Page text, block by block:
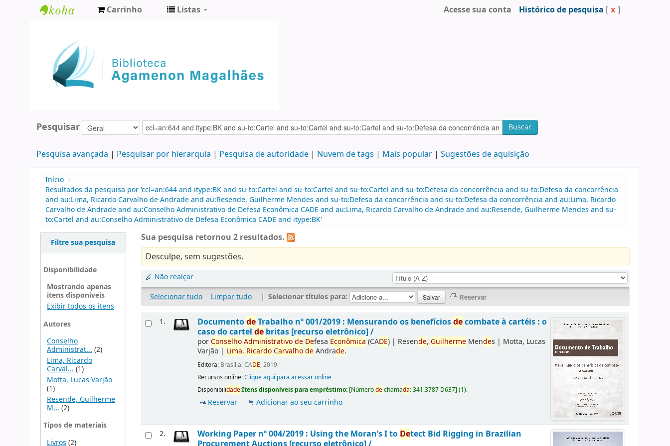
Agamenon
Magalhães
Carrinho Listas Acesse sua conta Histórico de pesquisa [ x ]
Pesquisar Buscar
Pesquisa avançada Pesquisar por hierarquia Pesquisa de autoridade Nuvem de tags Mais popular Sugestões de aquisição
Início ›
Resultados da pesquisa por 'ccl=an:644 and itype:BK and su-to:Cartel and su-to:Cartel and su-to:Cartel and su-to:Defesa da concorrência and su-to:Defesa da concorrência
and au:Lima, Ricardo Carvalho de Andrade and au:Resende, Guilherme Mendes and su-to:Defesa da concorrência and su-to:Defesa da concorrência and au:Lima, Ricardo
Carvalho de Andrade and au:Conselho Administrativo de Defesa Econômica CADE and au:Lima, Ricardo Carvalho de Andrade and au:Resende, Guilherme Mendes and su-
to:Cartel and au:Conselho Administrativo de Defesa Econômica CADE and itype:BK'
Filtre sua pesquisa
Disponibilidade
Mostrando apenas
itens disponíveis
Exibir todos os itens
Autores
Conselho
Administrat...(2)
Lima, Ricardo
Carval... (1)
Motta, Lucas Varjão
(1)
Resende, Guilherme
M... (2)
Tipos de materiais
Livros (2)
Sua pesquisa retornou 2 resultados.
Desculpe, sem sugestões.
Não realçar
Selecionar tudo
Limpar tudo | Selecionar títulos para:
1. DocumentodeTrabalho nº 001/2019 : Mensurando os benefíciosdecombate à cartéis : o
caso do cartelde britas [recurso eletrônico] /
porConselhoAdministrativode Defesa Econômica (CADE) | Resende,Guilherme Mendes | Motta, Lucas
Varjão | Lima, RicardoCarvalhodeAndrade.
Editora: Brasília: CADE, 2019
Recursos online:Clique aqui para acessar online
Disponibilidade:Itens disponíveis para empréstimo: [Númerodechamada:341.3787 D637](1).
Reservar Adicionar ao seu carrinho
2. Working Paper nº 004/2019 : Using the Moran’s I to Detect Bid Rigging in Brazilian